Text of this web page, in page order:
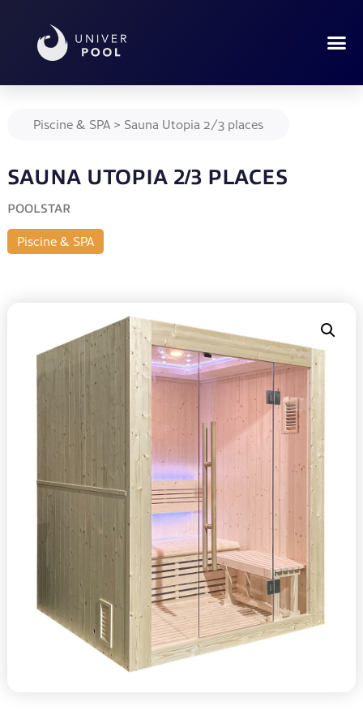
Piscine & SPA> Sauna Utopia 2/3 places
SAUNA UTOPIA 2/3 PLACES
POOLSTAR
Piscine & SPA